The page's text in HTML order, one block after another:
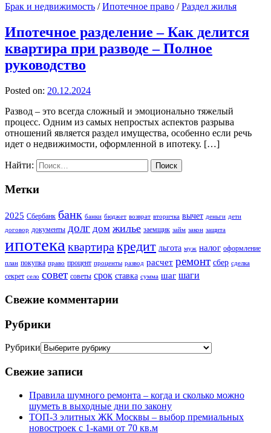
Брак и недвижимость /Ипотечное право /Раздел жилья
Ипотечное разделение – Как делится
квартира при разводе – Полное
руководство
Posted on: 20.12.2024
Развод – это всегда сложный и эмоционально тяжелый
процесс. Одним из самых непростых аспектов разрыва
отношений является раздел имущества, особенно если речь
идет о недвижимости, оформленной в ипотеку. […]
Найти:
Метки
2025 Сбербанк банк банки бюджет возврат вторичка вычет деньги дети
договор документы долг дом жилье заемщик займ закон защита
ипотека квартира кредит льгота муж налог оформление
план покупка право процент проценты развод расчет ремонт сбер сделка
секрет село совет советы срок ставка сумма шаг шаги
Свежие комментарии
Рубрики
Рубрики
Свежие записи
Правила шумного ремонта – когда и сколько можно
шуметь в выходные дни по закону
ТОП-3 элитных ЖК Москвы – выбор премиальных
новостроек с 1-ками от 70 кв.м